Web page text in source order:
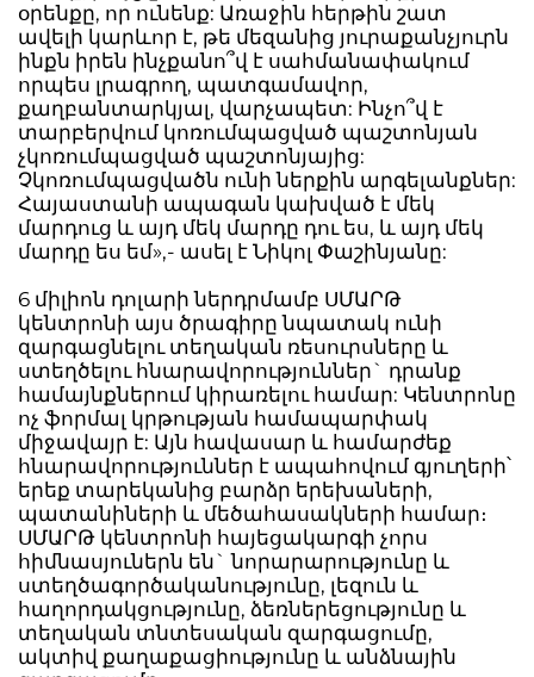
օրենքը, որ ունենք: Առաջին հերթին շատ
ավելի կարևոր է, թե մեզանից յուրաքանչյուրն
ինքն իրեն ինչքանո՞վ է սահմանափակում
որպես լրագրող, պատգամավոր,
քաղբանտարկյալ, վարչապետ: Ինչո՞վ է
տարբերվում կոռումպացված պաշտոնյան
չկոռումպացված պաշտոնյայից:
Չկոռումպացվածն ունի ներքին արգելանքներ:
Հայաստանի ապագան կախված է մեկ
մարդուց և այդ մեկ մարդը դու ես, և այդ մեկ
մարդը ես եմ»,- ասել է Նիկոլ Փաշինյանը:
6 միլիոն դոլարի ներդրմամբ ՍՄԱՐԹ
կենտրոնի այս ծրագիրը նպատակ ունի
զարգացնելու տեղական ռեսուրսները և
ստեղծելու հնարավորություններ` դրանք
համայնքներում կիրառելու համար: Կենտրոնը
ոչ ֆորմալ կրթության համապարփակ
միջավայր է: Այն հավասար և համարժեք
հնարավորություններ է ապահովում գյուղերի՝
երեք տարեկանից բարձր երեխաների,
պատանիների և մեծահասակների համար։
ՍՄԱՐԹ կենտրոնի հայեցակարգի չորս
հիմնասյուներն են` նորարարությունը և
ստեղծագործականությունը, լեզուն և
հաղորդակցությունը, ձեռներեցությունը և
տեղական տնտեսական զարգացումը,
ակտիվ քաղաքացիությունը և անձնային